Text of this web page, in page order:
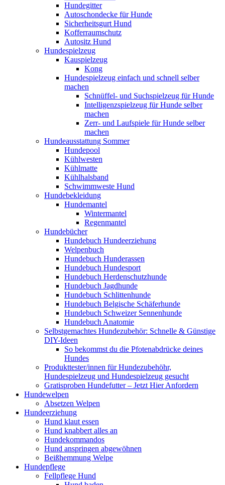
Hundegitter
Autoschondecke für Hunde
Sicherheitsgurt Hund
Kofferraumschutz
Autositz Hund
Hundespielzeug
Kauspielzeug
Kong
Hundespielzeug einfach und schnell selber
machen
Schnüffel- und Suchspielzeug für Hunde
Intelligenzspielzeug für Hunde selber
machen
Zerr- und Laufspiele für Hunde selber
machen
Hundeausstattung Sommer
Hundepool
Kühlwesten
Kühlmatte
Kühlhalsband
Schwimmweste Hund
Hundebekleidung
Hundemantel
Wintermantel
Regenmantel
Hundebücher
Hundebuch Hundeerziehung
Welpenbuch
Hundebuch Hunderassen
Hundebuch Hundesport
Hundebuch Herdenschutzhunde
Hundebuch Jagdhunde
Hundebuch Schlittenhunde
Hundebuch Belgische Schäferhunde
Hundebuch Schweizer Sennenhunde
Hundebuch Anatomie
Selbstgemachtes Hundezubehör: Schnelle & Günstige
DIY-Ideen
So bekommst du die Pfotenabdrücke deines
Hundes
Produkttester/innen für Hundezubehöhr,
Hundespielzeug und Hundespielzeug gesucht
Gratisproben Hundefutter – Jetzt Hier Anfordern
Hundewelpen
Absetzen Welpen
Hundeerziehung
Hund klaut essen
Hund knabbert alles an
Hundekommandos
Hund anspringen abgewöhnen
Beißhemmung Welpe
Hundepflege
Fellpflege Hund